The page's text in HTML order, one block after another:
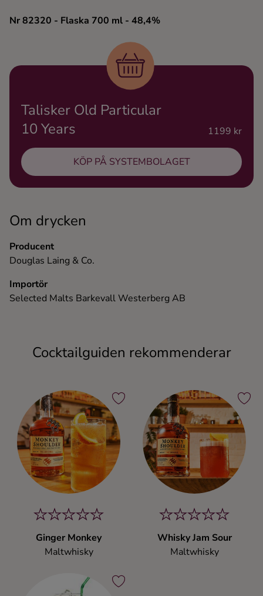
Nr 82320 - Flaska 700 ml - 48,4%
Om drycken
Producent
Douglas Laing & Co.
Importör
Selected Malts Barkevall Westerberg AB
Talisker Old Particular
10 Years
1199 kr
KÖP PÅ SYSTEMBOLAGET
Cocktailguiden rekommenderar
Ginger Monkey
Maltwhisky
Whisky Jam Sour
Maltwhisky